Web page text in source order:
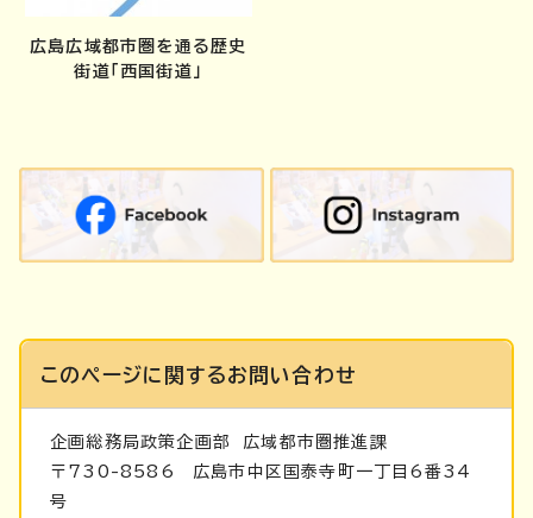
広島広域都市圏を通る歴史
街道「西国街道」
このページに関するお問い合わせ
企画総務局政策企画部 広域都市圏推進課
〒730-8586 広島市中区国泰寺町一丁目6番34
号